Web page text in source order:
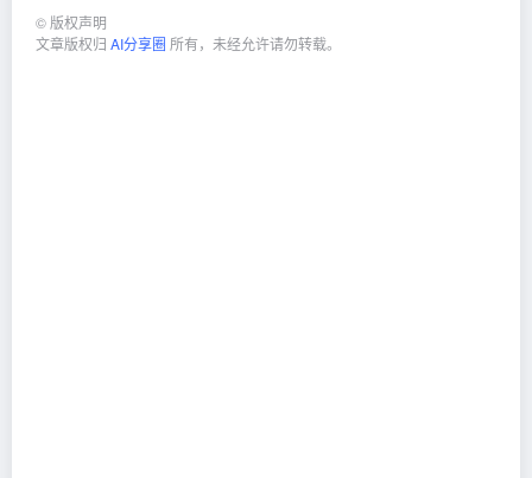
© 版权声明
文章版权归 AI分享圈 所有，未经允许请勿转载。